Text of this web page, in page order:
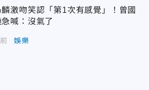
激吻笑認「第1次有感覺」！曾國
喊：沒氣了
娛樂